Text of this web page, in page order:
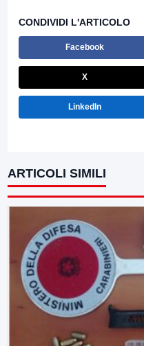
CONDIVIDI L'ARTICOLO
Facebook
X
LinkedIn
ARTICOLI SIMILI